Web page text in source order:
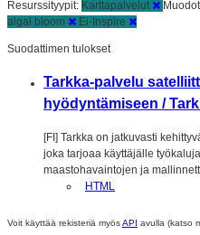
Resurssityypit: Karttapalvelut
algal bloom
Ei-Inspire
Suodattimen tulokset
Tarkka-palvelu
hyödyntämiseen /
[FI] Tarkka on jatkuvasti
joka tarjoaa käyttäjälle
maastohavaintojen ja
HTML
Voit käyttää rekisteriä myösAPI avulla (katso